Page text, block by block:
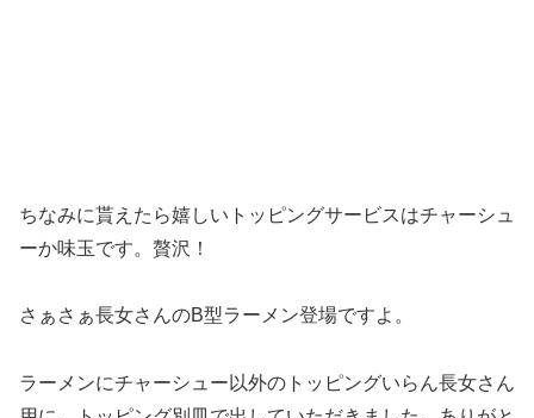
ちなみに貰えたら嬉しいトッピングサービスはチャーシュ
ーか味玉です。贅沢！
さぁさぁ長女さんのB型ラーメン登場ですよ。
ラーメンにチャーシュー以外のトッピングいらん長女さん